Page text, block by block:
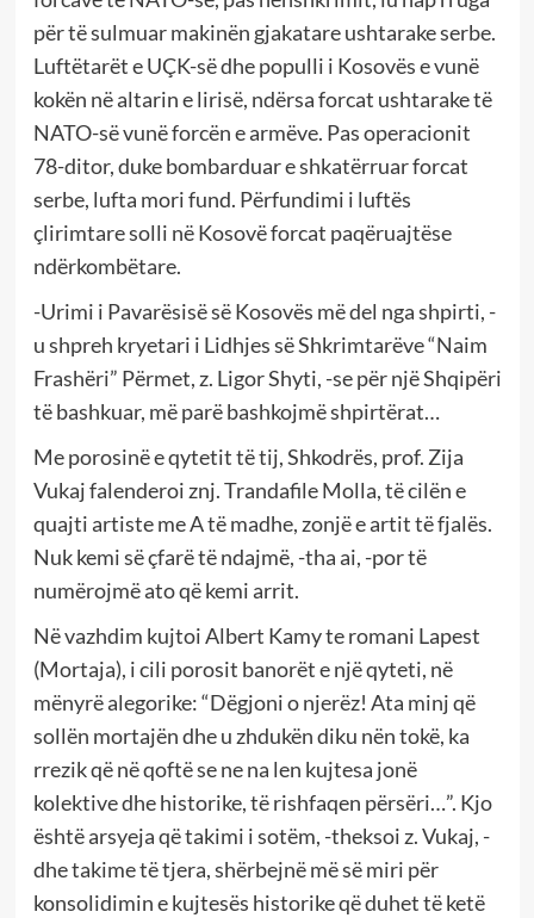
për të sulmuar makinën gjakatare ushtarake serbe.
Luftëtarët e UÇK-së dhe populli i Kosovës e vunë
kokën në altarin e lirisë, ndërsa forcat ushtarake të
NATO-së vunë forcën e armëve. Pas operacionit
78-ditor, duke bombarduar e shkatërruar forcat
serbe, lufta mori fund. Përfundimi i luftës
çlirimtare solli në Kosovë forcat paqëruajtëse
ndërkombëtare.
-Urimi i Pavarësisë së Kosovës më del nga shpirti, -
u shpreh kryetari i Lidhjes së Shkrimtarëve “Naim
Frashëri” Përmet, z. Ligor Shyti, -se për një Shqipëri
të bashkuar, më parë bashkojmë shpirtërat…
Me porosinë e qytetit të tij, Shkodrës, prof. Zija
Vukaj falenderoi znj. Trandafile Molla, të cilën e
quajti artiste me A të madhe, zonjë e artit të fjalës.
Nuk kemi së çfarë të ndajmë, -tha ai, -por të
numërojmë ato që kemi arrit.
Në vazhdim kujtoi Albert Kamy te romani Lapest
(Mortaja), i cili porosit banorët e një qyteti, në
mënyrë alegorike: “Dëgjoni o njerëz! Ata minj që
sollën mortajën dhe u zhdukën diku nën tokë, ka
rrezik që në qoftë se ne na len kujtesa jonë
kolektive dhe historike, të rishfaqen përsëri…”. Kjo
është arsyeja që takimi i sotëm, -theksoi z. Vukaj, -
dhe takime të tjera, shërbejnë më së miri për
konsolidimin e kujtesës historike që duhet të ketë